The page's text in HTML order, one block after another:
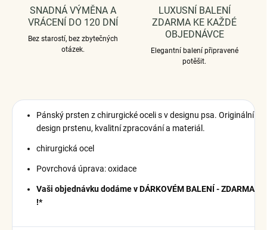
SNADNÁ VÝMĚNA A
VRÁCENÍ DO 120 DNÍ
Bez starostí, bez zbytečných
otázek.
LUXUSNÍ BALENÍ
ZDARMA KE KAŽDÉ
OBJEDNÁVCE
Elegantní balení připravené
potěšit.
Pánský prsten z chirurgické oceli s v designu psa. Originální
design prstenu, kvalitní zpracování a materiál.
chirurgická ocel
Povrchová úprava: oxidace
Vaši objednávku dodáme v DÁRKOVÉM BALENÍ - ZDARMA
!*